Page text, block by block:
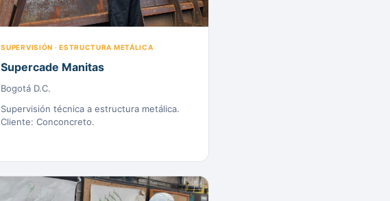
SUPERVISIÓN · ESTRUCTURA METÁLICA
Supercade Manitas
Bogotá D.C.
Supervisión técnica a estructura metálica.
Cliente: Conconcreto.